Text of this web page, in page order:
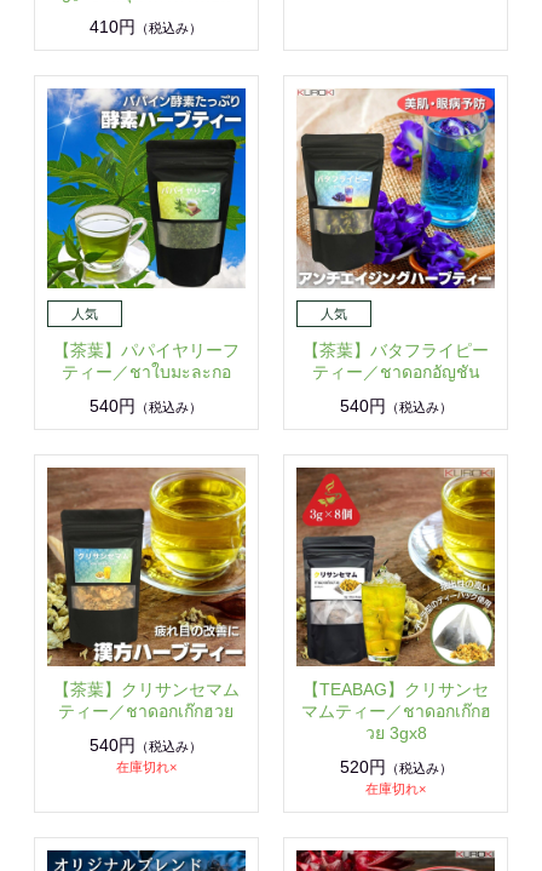
410円
（税込み）
【茶葉】パパイヤリーフ
ティー／ชาใบมะละกอ
540円
（税込み）
【茶葉】バタフライピー
ティー／ชาดอกอัญชัน
540円
（税込み）
【茶葉】クリサンセマム
ティー／ชาดอกเก๊กฮวย
540円
（税込み）
在庫切れ×
【TEABAG】クリサンセ
マムティー／ชาดอกเก๊กฮ
วย 3gx8
520円
（税込み）
在庫切れ×